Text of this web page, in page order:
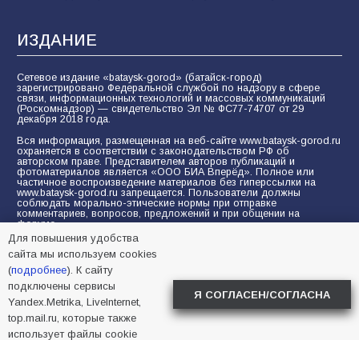
ИЗДАНИЕ
Сетевое издание «bataysk-gorod» (батайск-город)
зарегистрировано Федеральной службой по надзору в сфере
связи, информационных технологий и массовых коммуникаций
(Роскомнадзор) — свидетельство Эл № ФС77-74707 от 29
декабря 2018 года.
Вся информация, размещенная на веб-сайте www.bataysk-gorod.ru
охраняется в соответствии с законодательством РФ об
авторском праве. Представителем авторов публикаций и
фотоматериалов является «ООО БИА Вперёд». Полное или
частичное воспроизведение материалов без гиперссылки на
www.bataysk-gorod.ru запрещается. Пользователи должны
соблюдать морально-этические нормы при отправке
комментариев, вопросов, предложений и при общении на
форуме.
Политика конфиденциальности и защиты информации
Согласие на обработку персональных данных с помощью
сервисов Yandex.Metrika, LiveInternet, top.mail.ru
© 2005-2026 БИА «ВПЕРЕД»
Для повышения удобства
сайта мы используем cookies
(подробнее). К сайту
подключены сервисы
Yandex.Metrika, LiveInternet,
top.mail.ru, которые также
использует файлы cookie
Я СОГЛАСЕН/СОГЛАСНА